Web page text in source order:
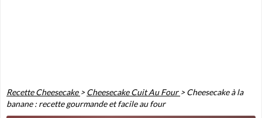
Recette Cheesecake >Cheesecake Cuit Au Four >Cheesecake à la
banane : recette gourmande et facile au four